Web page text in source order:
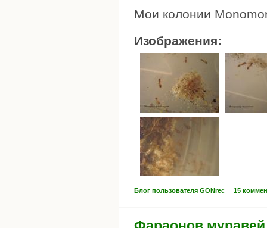
Мои колонии
Изображения:
Блог пользователя GONrec 15